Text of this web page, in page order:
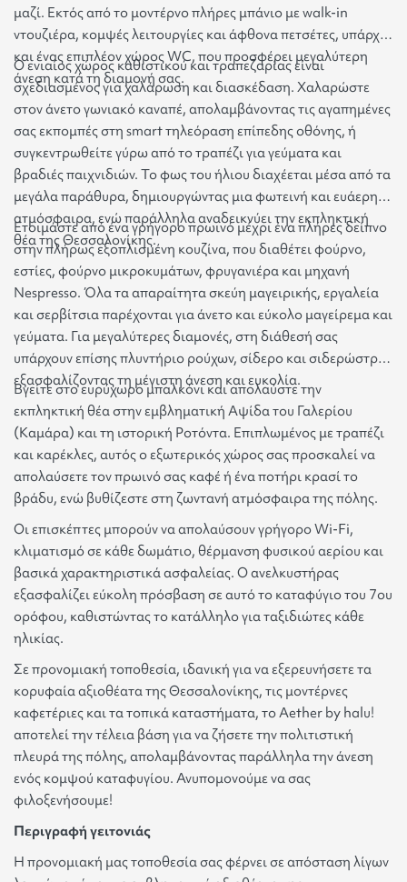
μαζί. Εκτός από το μοντέρνο πλήρες μπάνιο με walk-in
ντουζιέρα, κομψές λειτουργίες και άφθονα πετσέτες, υπάρχει
και ένας επιπλέον χώρος WC, που προσφέρει μεγαλύτερη
άνεση κατά τη διαμονή σας.
Ο ενιαίος χώρος καθιστικού και τραπεζαρίας είναι
σχεδιασμένος για χαλάρωση και διασκέδαση. Χαλαρώστε
στον άνετο γωνιακό καναπέ, απολαμβάνοντας τις αγαπημένες
σας εκπομπές στη smart τηλεόραση επίπεδης οθόνης, ή
συγκεντρωθείτε γύρω από το τραπέζι για γεύματα και
βραδιές παιχνιδιών. Το φως του ήλιου διαχέεται μέσα από τα
μεγάλα παράθυρα, δημιουργώντας μια φωτεινή και ευάερη
ατμόσφαιρα, ενώ παράλληλα αναδεικνύει την εκπληκτική
θέα της Θεσσαλονίκης.
Ετοιμάστε από ένα γρήγορο πρωινό μέχρι ένα πλήρες δείπνο
στην πλήρως εξοπλισμένη κουζίνα, που διαθέτει φούρνο,
εστίες, φούρνο μικροκυμάτων, φρυγανιέρα και μηχανή
Nespresso. Όλα τα απαραίτητα σκεύη μαγειρικής, εργαλεία
και σερβίτσια παρέχονται για άνετο και εύκολο μαγείρεμα και
γεύματα. Για μεγαλύτερες διαμονές, στη διάθεσή σας
υπάρχουν επίσης πλυντήριο ρούχων, σίδερο και σιδερώστρα,
εξασφαλίζοντας τη μέγιστη άνεση και ευκολία.
Βγείτε στο ευρύχωρο μπαλκόνι και απολαύστε την
εκπληκτική θέα στην εμβληματική Αψίδα του Γαλερίου
(Καμάρα) και τη ιστορική Ροτόντα. Επιπλωμένος με τραπέζι
και καρέκλες, αυτός ο εξωτερικός χώρος σας προσκαλεί να
απολαύσετε τον πρωινό σας καφέ ή ένα ποτήρι κρασί το
βράδυ, ενώ βυθίζεστε στη ζωντανή ατμόσφαιρα της πόλης.
Οι επισκέπτες μπορούν να απολαύσουν γρήγορο Wi-Fi,
κλιματισμό σε κάθε δωμάτιο, θέρμανση φυσικού αερίου και
βασικά χαρακτηριστικά ασφαλείας. Ο ανελκυστήρας
εξασφαλίζει εύκολη πρόσβαση σε αυτό το καταφύγιο του 7ου
ορόφου, καθιστώντας το κατάλληλο για ταξιδιώτες κάθε
ηλικίας.
Σε προνομιακή τοποθεσία, ιδανική για να εξερευνήσετε τα
κορυφαία αξιοθέατα της Θεσσαλονίκης, τις μοντέρνες
καφετέριες και τα τοπικά καταστήματα, το Aether by halu!
αποτελεί την τέλεια βάση για να ζήσετε την πολιτιστική
πλευρά της πόλης, απολαμβάνοντας παράλληλα την άνεση
ενός κομψού καταφυγίου. Ανυπομονούμε να σας
φιλοξενήσουμε!
Περιγραφή γειτονιάς
Η προνομιακή μας τοποθεσία σας φέρνει σε απόσταση λίγων